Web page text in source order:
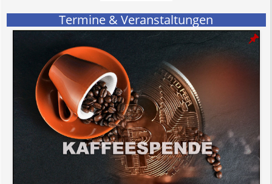
informativen Charakter.
Bitte beachten Sie in dem Zusammenhang auch unsereAGB.
Termine & Veranstaltungen